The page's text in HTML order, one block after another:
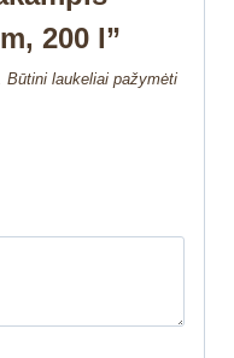
200 l”
Būtini laukeliai pažymėti